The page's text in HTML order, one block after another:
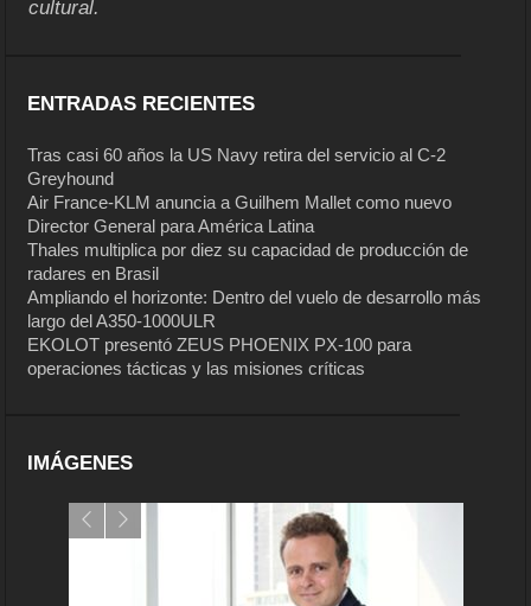
cultural.
ENTRADAS RECIENTES
Tras casi 60 años la US Navy retira del servicio al C-2
Greyhound
Air France-KLM anuncia a Guilhem Mallet como nuevo
Director General para América Latina
Thales multiplica por diez su capacidad de producción de
radares en Brasil
Ampliando el horizonte: Dentro del vuelo de desarrollo más
largo del A350-1000ULR
EKOLOT presentó ZEUS PHOENIX PX-100 para
operaciones tácticas y las misiones críticas
IMÁGENES